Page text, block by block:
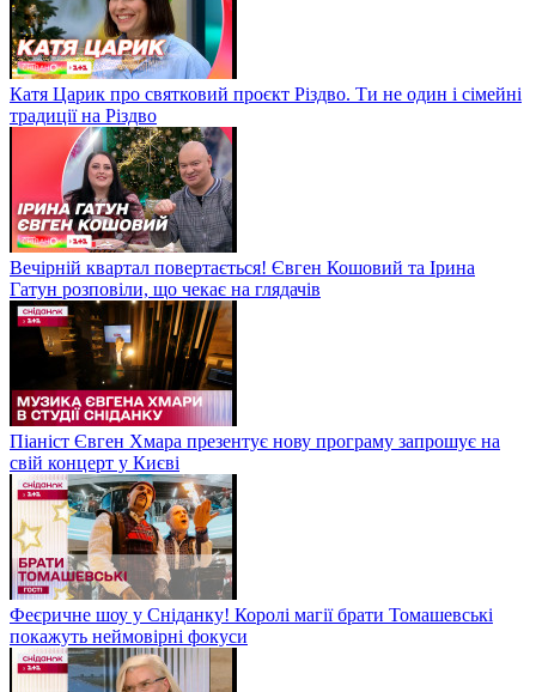
Катя Царик про святковий проєкт Різдво. Ти не один і сімейні
традиції на Різдво
Вечірній квартал повертається! Євген Кошовий та Ірина
Гатун розповіли, що чекає на глядачів
Піаніст Євген Хмара презентує нову програму запрошує на
свій концерт у Києві
Феєричне шоу у Сніданку! Королі магії брати Томашевські
покажуть неймовірні фокуси